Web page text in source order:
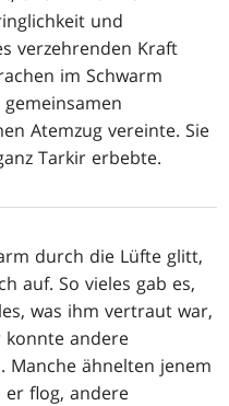
und
verzehrenden Kraft
im Schwarm
Atemzug vereinte. Sie
Tarkir erbebte.
durch die Lüfte glitt,
auf. So vieles gab es,
was ihm vertraut war,
konnte andere
Manche ähnelten jenem
flog, andere